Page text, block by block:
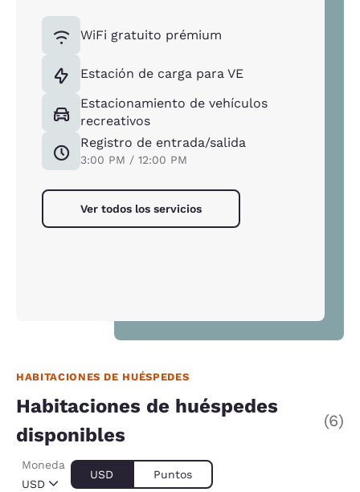
WiFi gratuito prémium
Estación de carga para VE
Estacionamiento de vehículos
recreativos
Registro de entrada/salida
3:00 PM / 12:00 PM
Ver todos los servicios
HABITACIONES DE HUÉSPEDES
Habitaciones de huéspedes
disponibles
(6)
USD
Moneda
USD Puntos